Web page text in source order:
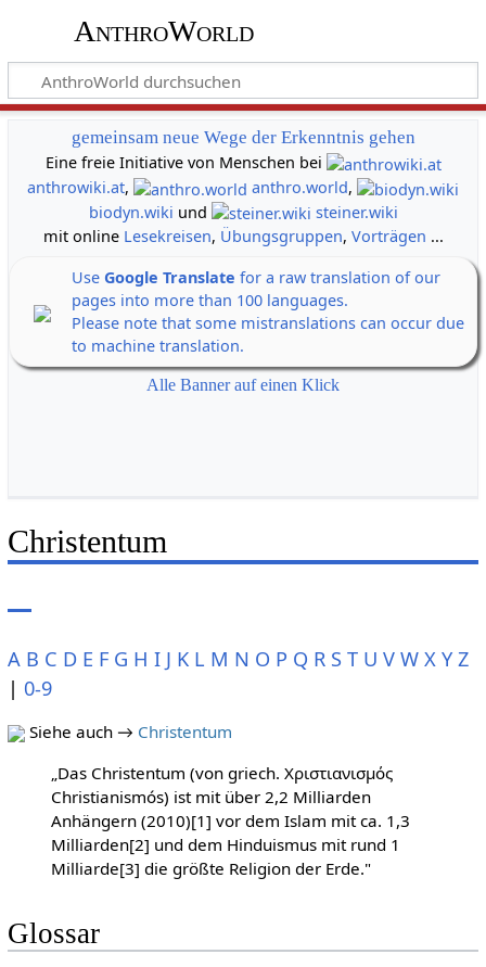
AnthroWorld
gemeinsam neue Wege der Erkenntnis gehen
Eine freie Initiative von Menschen bei
anthrowiki.at, anthro.world,
biodyn.wiki und
steiner.wiki
mit online Lesekreisen, Übungsgruppen, Vorträgen ...
Use Google Translate for a raw translation of our
pages into more than 100 languages.
Please note that some mistranslations can occur due
to machine translation.
Alle Banner auf einen Klick
Christentum
A B C D E F G H I J K L M N O P Q R S T U V W X Y Z
| 0-9
Siehe auch → Christentum
„Das Christentum (von griech. Χριστιανισμός
Christianismós) ist mit über 2,2 Milliarden
Anhängern (2010)[1] vor dem Islam mit ca. 1,3
Milliarden[2] und dem Hinduismus mit rund 1
Milliarde[3] die größte Religion der Erde."
Glossar